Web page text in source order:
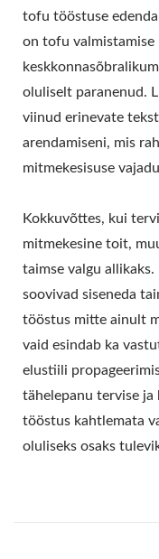
tofu tööstuse
on tofu valmistamise
oluliselt paranenud.
viinud erinevate
arendamiseni, mis
mitmekesisuse
Kokkuvõttes, kui
mitmekesine toit,
taimse valgu
soovivad siseneda
tööstus mitte ainult
vaid esindab ka
elustiili
tähelepanu tervise
tööstus kahtlemata
oluliseks osaks